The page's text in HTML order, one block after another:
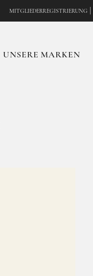
MITGLIEDERREGISTRIERUNG
UNSERE MARKEN